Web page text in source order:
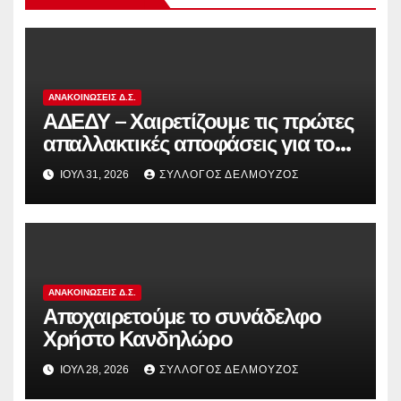
ΑΝΑΚΟΙΝΏΣΕΙΣ Δ.Σ.
ΑΔΕΔΥ – Χαιρετίζουμε τις πρώτες
απαλλακτικές αποφάσεις για τους
διωκόμενους εκπαιδευτικούς που
συμμετείχαν στον αγώνα ενάντια
στην αντιδραστική αξιολόγηση!
ΙΟΎΛ 31, 2026 ΣΎΛΛΟΓΟΣ ΔΕΛΜΟΎΖΟΣ
ΑΝΑΚΟΙΝΏΣΕΙΣ Δ.Σ.
Αποχαιρετούμε το συνάδελφο
Χρήστο Κανδηλώρο
ΙΟΎΛ 28, 2026 ΣΎΛΛΟΓΟΣ ΔΕΛΜΟΎΖΟΣ